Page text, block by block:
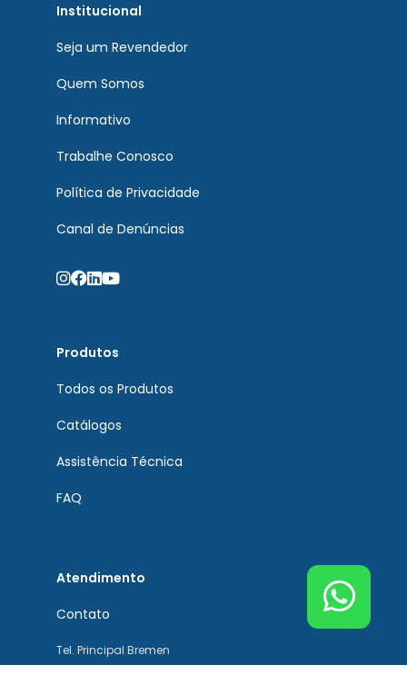
Institucional
Seja um Revendedor
Quem Somos
Informativo
Trabalhe Conosco
Política de Privacidade
Canal de Denúncias
Produtos
Todos os Produtos
Catálogos
Assistência Técnica
FAQ
Atendimento
Contato
Tel. Principal Bremen